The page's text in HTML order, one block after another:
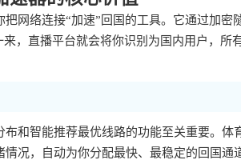
把网络连接“加速”回国的工具。它通过加
，直播平台就会将你识别为国内用户，
布和智能推荐最优线路的功能至关重要。
况，自动为你分配最快、最稳定的回国